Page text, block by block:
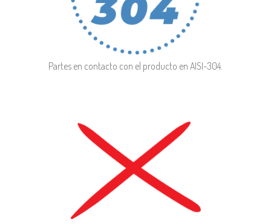
Partes en contacto con el producto en AISI-304.